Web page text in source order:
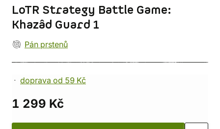
LoTR Strategy Battle Game:
Khazâd Guard 1
Pán prstenů
doprava od 59 Kč
1 299 Kč